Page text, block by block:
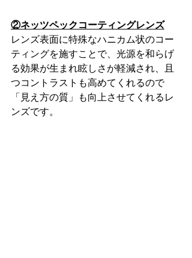
②ネッツペックコーティングレンズ
レンズ表面に特殊なハニカム状のコー
ティングを施すことで、光源を和らげ
る効果が生まれ眩しさが軽減され、且
つコントラストも高めてくれるので
「見え方の質」も向上させてくれるレ
ンズです。